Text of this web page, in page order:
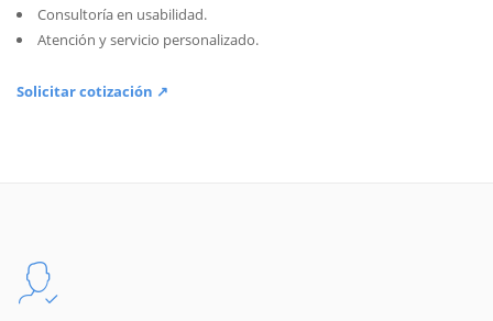
Consultoría en usabilidad.
Atención y servicio personalizado.
Solicitar cotización ↗